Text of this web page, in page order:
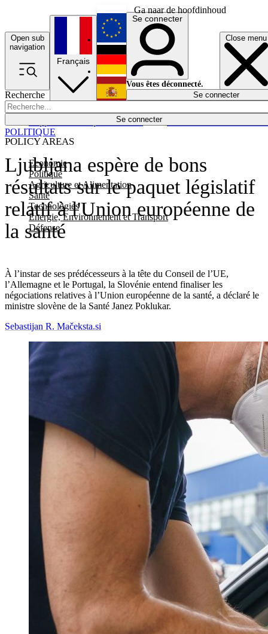
Ga naar de hoofdinhoud
Open sub
navigation
Close menu
Recherche
Se connecter
POLICY AREAS
Economie
Politique
Agriculture et Alimentation
Santé
Technologies
Energie, Environnement et Transport
Défense
Économie
Français
English
Deutsch
Español
Se connecter
Vous êtes déconnecté.
Se connecter
Ljubljana espère de bons
résultats sur le paquet législatif
relatif à l'Union européenne de
la santé
À l’instar de ses prédécesseurs à la tête du Conseil de l’UE,
l’Allemagne et le Portugal, la Slovénie entend finaliser les
négociations relatives à l’Union européenne de la santé, a déclaré le
ministre slovène de la Santé Janez Poklukar.
POLITIQUE
Sebastijan R. Mačeksta.si